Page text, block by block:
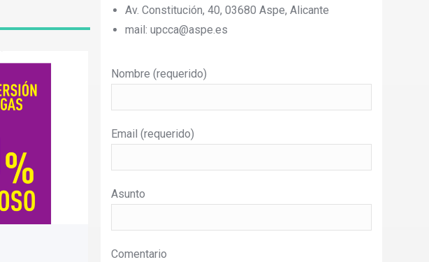
Av. Constitución, 40, 03680 Aspe, Alicante
mail: upcca@aspe.es
Nombre (requerido)
Email (requerido)
Asunto
Comentario